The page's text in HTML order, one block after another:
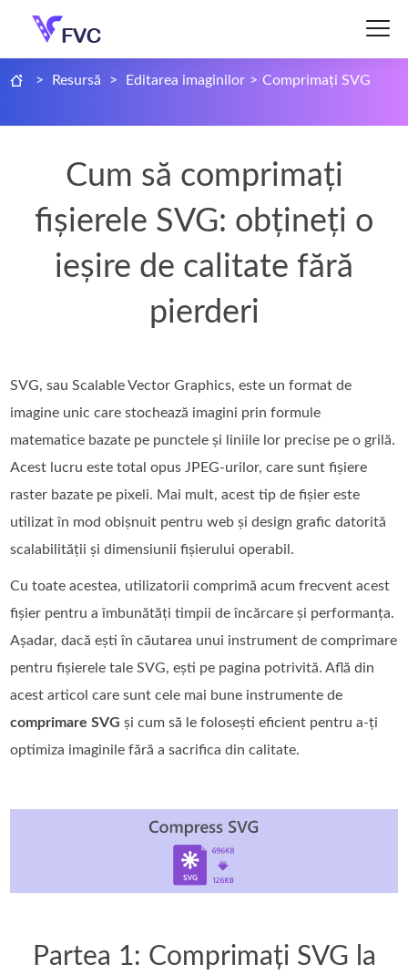
> Resursă > Editarea imaginilor > Comprimați SVG
Cum să comprimați
fișierele SVG: obțineți o
ieșire de calitate fără
pierderi
SVG, sau Scalable Vector Graphics, este un format de
imagine unic care stochează imagini prin formule
matematice bazate pe punctele și liniile lor precise pe o grilă.
Acest lucru este total opus JPEG-urilor, care sunt fișiere
raster bazate pe pixeli. Mai mult, acest tip de fișier este
utilizat în mod obișnuit pentru web și design grafic datorită
scalabilității și dimensiunii fișierului operabil.
Cu toate acestea, utilizatorii comprimă acum frecvent acest
fișier pentru a îmbunătăți timpii de încărcare și performanța.
Așadar, dacă ești în căutarea unui instrument de comprimare
pentru fișierele tale SVG, ești pe pagina potrivită. Află din
acest articol care sunt cele mai bune instrumente de
comprimare SVG și cum să le folosești eficient pentru a-ți
optimiza imaginile fără a sacrifica din calitate.
Partea 1: Comprimați SVG la